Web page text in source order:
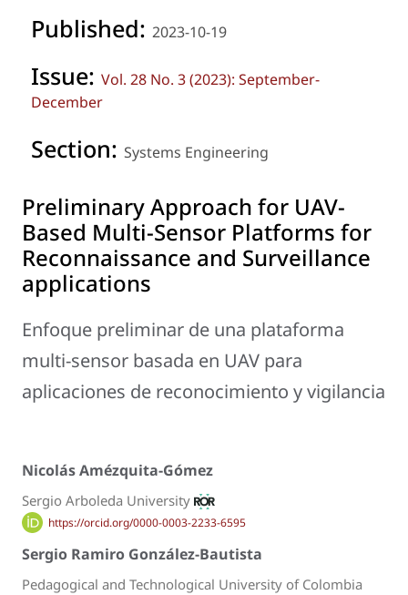
Published: 2023-10-19
Issue: Vol. 28 No. 3 (2023): September-
December
Section: Systems Engineering
Preliminary Approach for UAV-
Based Multi-Sensor Platforms for
Reconnaissance and Surveillance
applications
Enfoque preliminar de una plataforma
multi-sensor basada en UAV para
aplicaciones de reconocimiento y vigilancia
Nicolás Amézquita-Gómez
Sergio Arboleda University
https://orcid.org/0000-0003-2233-6595
Sergio Ramiro González-Bautista
Pedagogical and Technological University of Colombia